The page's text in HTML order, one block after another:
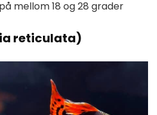
mellom 18 og 28 grader
reticulata)